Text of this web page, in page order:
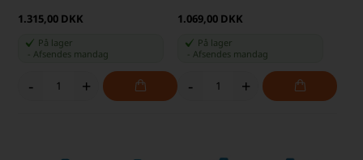
1.315,00 DKK
På lager
Afsendes mandag
- +
1.069,00 DKK
På lager
Afsendes mandag
- +